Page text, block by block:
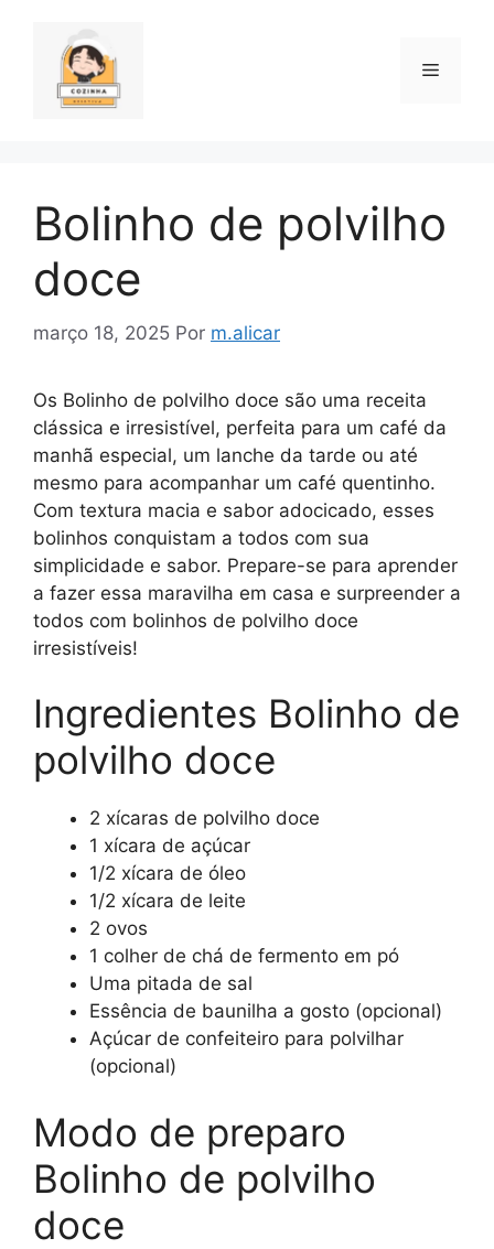
conteúdo
Menu
Bolinho de polvilho
doce
março 18, 2025 Por m.alicar
Os Bolinho de polvilho doce são uma receita
clássica e irresistível, perfeita para um café da
manhã especial, um lanche da tarde ou até
mesmo para acompanhar um café quentinho.
Com textura macia e sabor adocicado, esses
bolinhos conquistam a todos com sua
simplicidade e sabor. Prepare-se para aprender
a fazer essa maravilha em casa e surpreender a
todos com bolinhos de polvilho doce
irresistíveis!
Ingredientes Bolinho de
polvilho doce
2 xícaras de polvilho doce
1 xícara de açúcar
1/2 xícara de óleo
1/2 xícara de leite
2 ovos
1 colher de chá de fermento em pó
Uma pitada de sal
Essência de baunilha a gosto (opcional)
Açúcar de confeiteiro para polvilhar
(opcional)
Modo de preparo
Bolinho de polvilho
doce